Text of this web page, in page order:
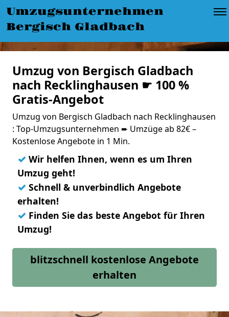
Umzugsunternehmen
Bergisch Gladbach
Umzug von Bergisch Gladbach
nach Recklinghausen ☛ 100 %
Gratis-Angebot
Umzug von Bergisch Gladbach nach Recklinghausen
: Top-Umzugsunternehmen ➨ Umzüge ab 82€ –
Kostenlose Angebote in 1 Min.
✓ Wir helfen Ihnen, wenn es um Ihren
Umzug geht!
✓ Schnell & unverbindlich Angebote
erhalten!
✓ Finden Sie das beste Angebot für Ihren
Umzug!
blitzschnell kostenlose Angebote
erhalten